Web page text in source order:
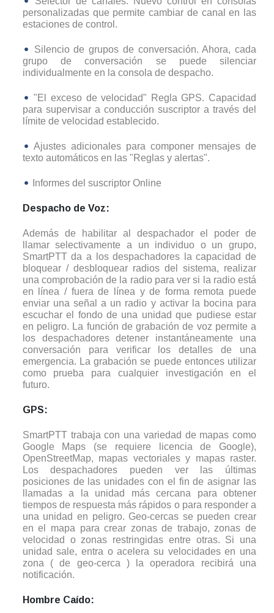
personalizadas que permite cambiar de canal en las
estaciones de control.
Silencio de grupos de conversación. Ahora, cada
grupo de conversación se puede silenciar
individualmente en la consola de despacho.
"El exceso de velocidad" Regla GPS. Capacidad
para supervisar a conducción suscriptor a través del
límite de velocidad establecido.
Ajustes adicionales para componer mensajes de
texto automáticos en las "Reglas y alertas".
Informes del suscriptor Online
Despacho de Voz:
Además de habilitar al despachador el poder de
llamar selectivamente a un individuo o un grupo,
SmartPTT da a los despachadores la capacidad de
bloquear / desbloquear radios del sistema, realizar
una comprobación de la radio para ver si la radio está
en línea / fuera de línea y de forma remota puede
enviar una señal a un radio y activar la bocina para
escuchar el fondo de una unidad que pudiese estar
en peligro. La función de grabación de voz permite a
los despachadores detener instantáneamente una
conversación para verificar los detalles de una
emergencia. La grabación se puede entonces utilizar
como prueba para cualquier investigación en el
futuro.
GPS:
SmartPTT trabaja con una variedad de mapas como
Google Maps (se requiere licencia de Google),
OpenStreetMap, mapas vectoriales y mapas raster.
Los despachadores pueden ver las últimas
posiciones de las unidades con el fin de asignar las
llamadas a la unidad más cercana para obtener
tiempos de respuesta más rápidos o para responder a
una unidad en peligro. Geo-cercas se pueden crear
en el mapa para crear zonas de trabajo, zonas de
velocidad o zonas restringidas entre otras. Si una
unidad sale, entra o acelera su velocidades en una
zona ( de geo-cerca ) la operadora recibirá una
notificación.
Hombre Caído: